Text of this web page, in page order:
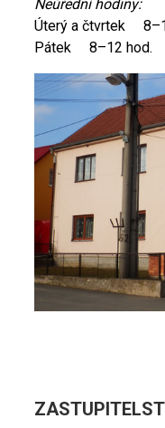
Neúřední hodiny:
Úterý a čtvrtek
Pátek 8–12 hod.